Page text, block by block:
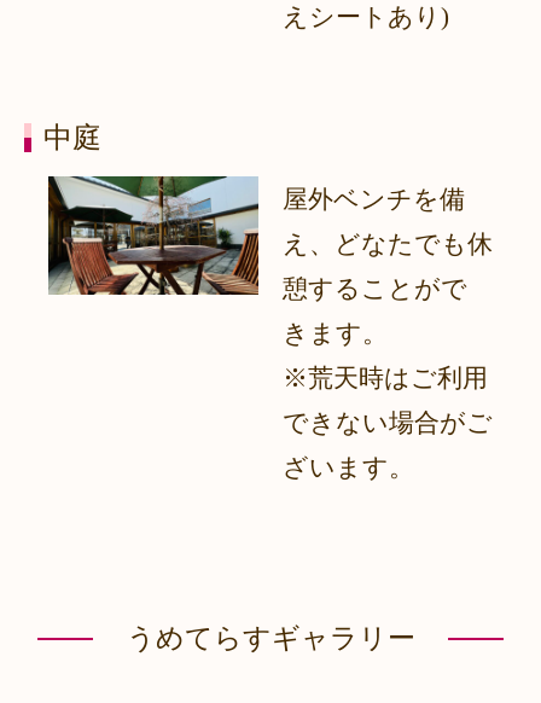
えシートあり)
中庭
屋外ベンチを備
え、どなたでも休
憩することがで
きます。
※荒天時はご利用
できない場合がご
ざいます。
うめてらすギャラリー